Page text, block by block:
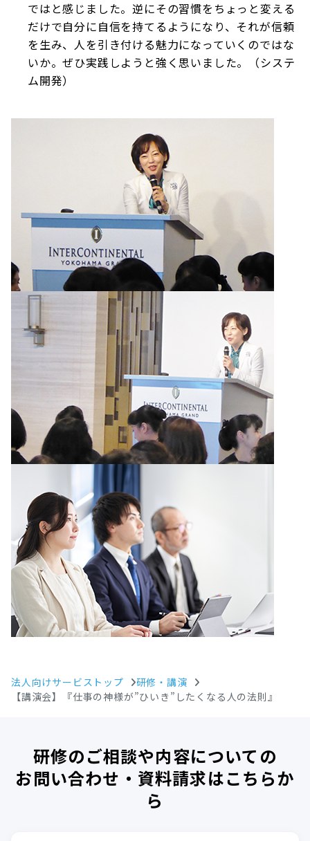
法人向けサービストップ
研修・講演
【講演会】『仕事の神様が”ひいき”したくなる人の法則』
ではと感じました。逆にその習慣をちょっと変える
だけで自分に自信を持てるようになり、それが信頼
を生み、人を引き付ける魅力になっていくのではな
いか。ぜひ実践しようと強く思いました。（システ
ム開発）
研修のご相談や内容についての
お問い合わせ・資料請求はこちらか
ら